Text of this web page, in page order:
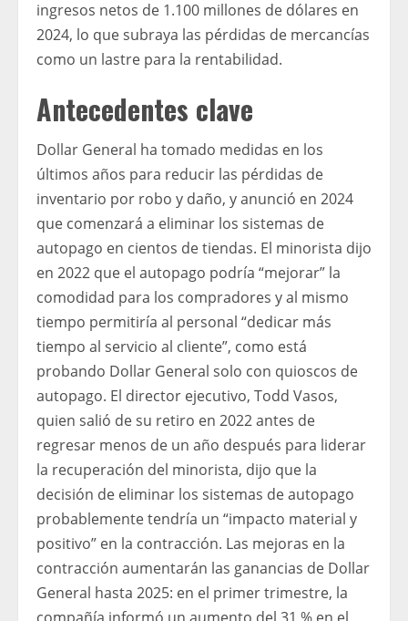
ingresos netos de 1.100 millones de dólares en
2024, lo que subraya las pérdidas de mercancías
como un lastre para la rentabilidad.
Antecedentes clave
Dollar General ha tomado medidas en los
últimos años para reducir las pérdidas de
inventario por robo y daño, y anunció en 2024
que comenzará a eliminar los sistemas de
autopago en cientos de tiendas. El minorista dijo
en 2022 que el autopago podría “mejorar” la
comodidad para los compradores y al mismo
tiempo permitiría al personal “dedicar más
tiempo al servicio al cliente”, como está
probando Dollar General solo con quioscos de
autopago. El director ejecutivo, Todd Vasos,
quien salió de su retiro en 2022 antes de
regresar menos de un año después para liderar
la recuperación del minorista, dijo que la
decisión de eliminar los sistemas de autopago
probablemente tendría un “impacto material y
positivo” en la contracción. Las mejoras en la
contracción aumentarán las ganancias de Dollar
General hasta 2025: en el primer trimestre, la